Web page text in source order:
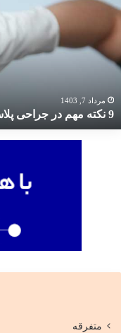
مهم
جراحی
پلاستیک
و
بیمارمرداد 7, 1403
9 نکته مهم در جراحی پلاستیک و بهبود بیمار
متفرقه